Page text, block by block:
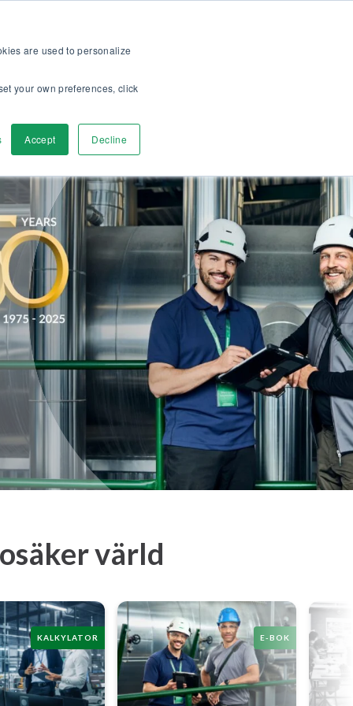
are used to personalize
your own preferences, click
Accept Decline
värld
KALKYLATOR E-BOK